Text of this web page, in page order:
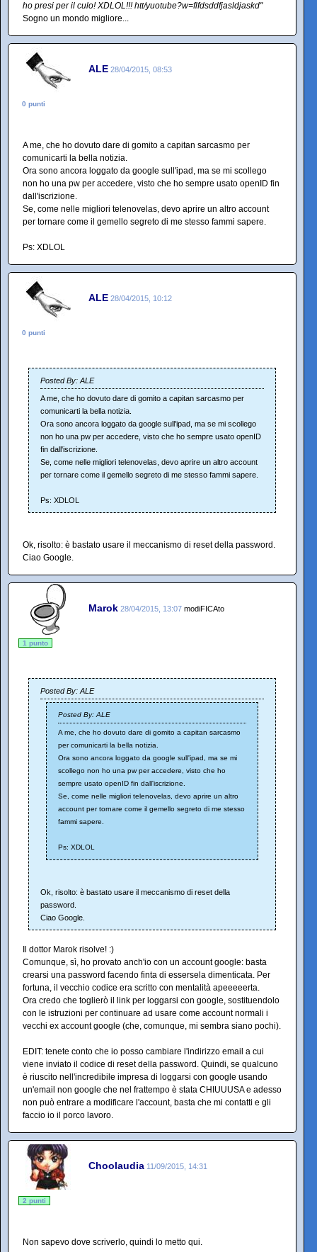
ho presi per il culo! XDLOL!!! htt/yuotube?w=flfdsddfjasldjaskd"
Sogno un mondo migliore...
ALE 28/04/2015, 08:53
0 punti
A me, che ho dovuto dare di gomito a capitan sarcasmo per
comunicarti la bella notizia.
Ora sono ancora loggato da google sull'ipad, ma se mi scollego
non ho una pw per accedere, visto che ho sempre usato openID fin
dall'iscrizione.
Se, come nelle migliori telenovelas, devo aprire un altro account
per tornare come il gemello segreto di me stesso fammi sapere.
Ps: XDLOL
ALE 28/04/2015, 10:12
0 punti
Posted By: ALE
A me, che ho dovuto dare di gomito a capitan sarcasmo per
comunicarti la bella notizia.
Ora sono ancora loggato da google sull'ipad, ma se mi scollego
non ho una pw per accedere, visto che ho sempre usato openID
fin dall'iscrizione.
Se, come nelle migliori telenovelas, devo aprire un altro account
per tornare come il gemello segreto di me stesso fammi sapere.
Ps: XDLOL
Ok, risolto: è bastato usare il meccanismo di reset della password.
Ciao Google.
Marok 28/04/2015, 13:07 modiFICAto
1 punto
Posted By: ALE
Posted By: ALE
A me, che ho dovuto dare di gomito a capitan sarcasmo
per comunicarti la bella notizia.
Ora sono ancora loggato da google sull'ipad, ma se mi
scollego non ho una pw per accedere, visto che ho
sempre usato openID fin dall'iscrizione.
Se, come nelle migliori telenovelas, devo aprire un altro
account per tornare come il gemello segreto di me stesso
fammi sapere.
Ps: XDLOL
Ok, risolto: è bastato usare il meccanismo di reset della
password.
Ciao Google.
Il dottor Marok risolve! :)
Comunque, sì, ho provato anch'io con un account google: basta
crearsi una password facendo finta di essersela dimenticata. Per
fortuna, il vecchio codice era scritto con mentalità apeeeeerta.
Ora credo che toglierò il link per loggarsi con google, sostituendolo
con le istruzioni per continuare ad usare come account normali i
vecchi ex account google (che, comunque, mi sembra siano pochi).
EDIT: tenete conto che io posso cambiare l'indirizzo email a cui
viene inviato il codice di reset della password. Quindi, se qualcuno
è riuscito nell'incredibile impresa di loggarsi con google usando
un'email non google che nel frattempo è stata CHIUUUSA e adesso
non può entrare a modificare l'account, basta che mi contatti e gli
faccio io il porco lavoro.
Choolaudia 11/09/2015, 14:31
2 punti
Non sapevo dove scriverlo, quindi lo metto qui.